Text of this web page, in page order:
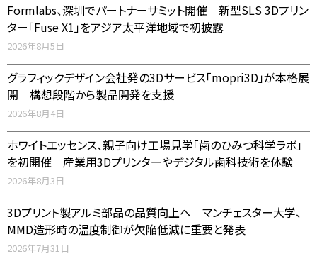
Formlabs、深圳でパートナーサミット開催 新型SLS 3Dプリン
ター「Fuse X1」をアジア太平洋地域で初披露
2026年8月5日
グラフィックデザイン会社発の3Dサービス「mopri3D」が本格展
開 構想段階から製品開発を支援
2026年8月4日
ホワイトエッセンス、親子向け工場見学「歯のひみつ科学ラボ」
を初開催 産業用3Dプリンターやデジタル歯科技術を体験
2026年8月3日
3Dプリント製アルミ部品の品質向上へ マンチェスター大学、
MMD造形時の温度制御が欠陥低減に重要と発表
2026年7月31日